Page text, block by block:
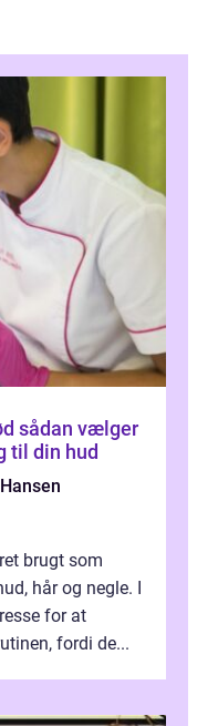
til din hud
brugt som
hår og negle. I
for at
fordi de...